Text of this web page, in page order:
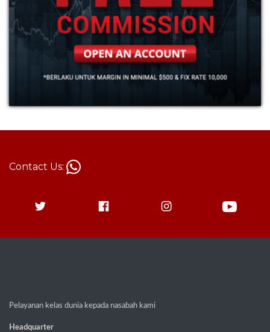
Contact Us:
Pelayanan kelas dunia kepada nasabah kami
Headquarter